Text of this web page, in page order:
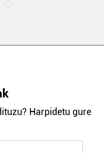
Harpidetu gure